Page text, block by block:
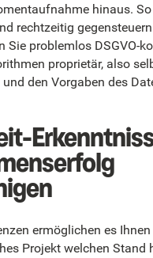
hinaus.
rechtzeitig
Sie problemlos DSGVO-
proprietär, also
den Vorgaben des
ermöglichen es Ihnen
Projekt welchen Stand